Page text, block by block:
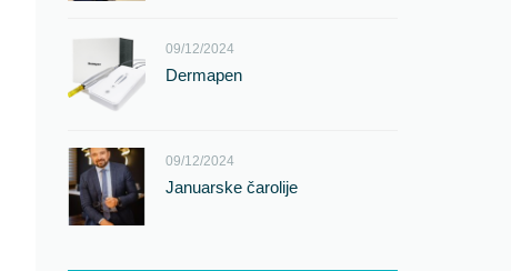
09/12/2024
Dermapen
09/12/2024
Januarske čarolije